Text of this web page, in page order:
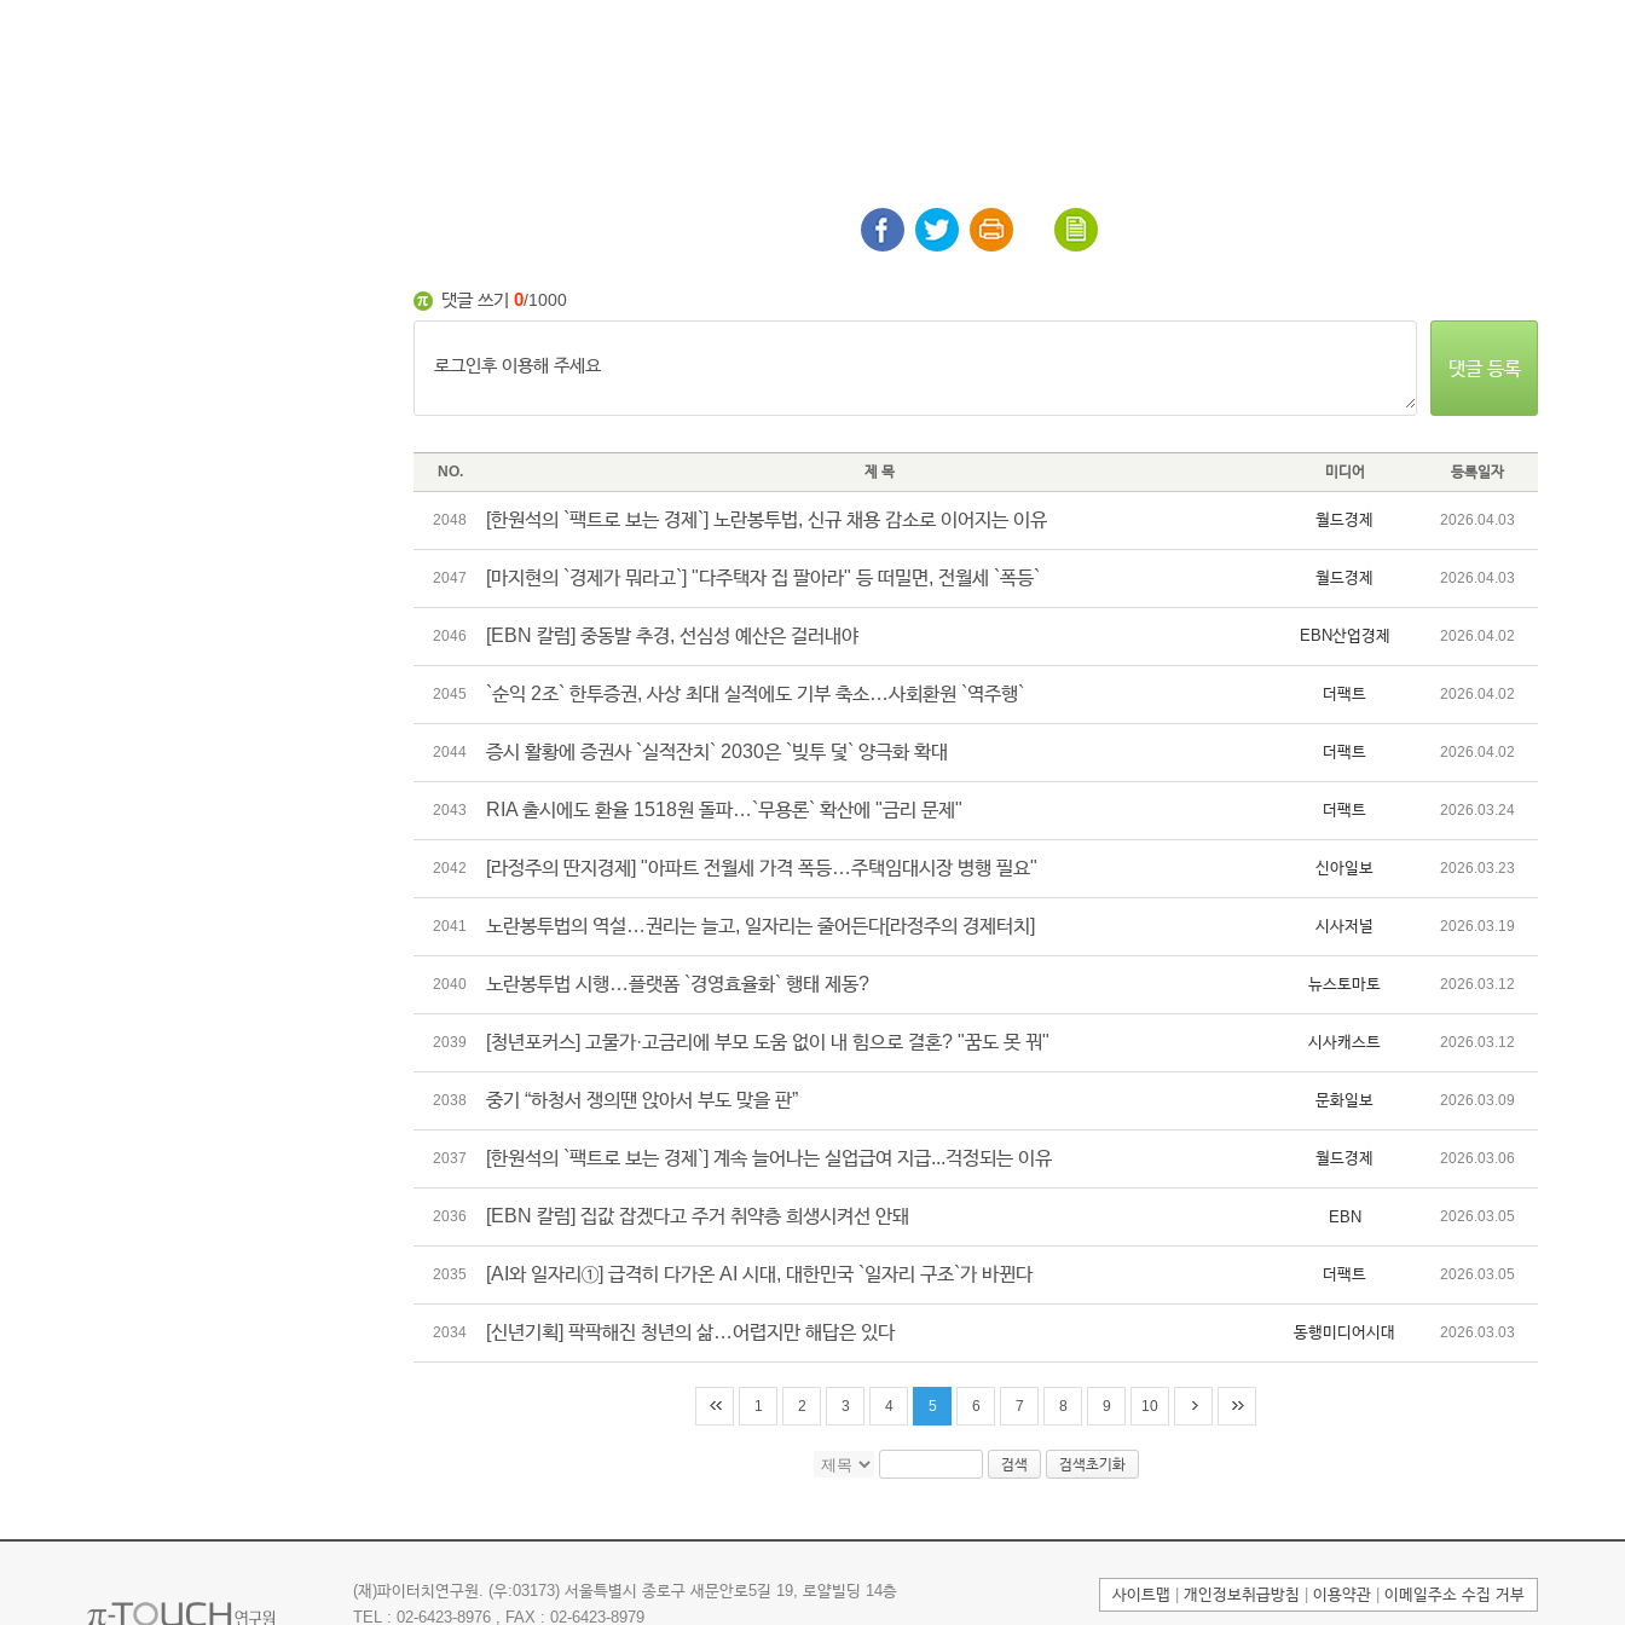
댓글 쓰기 0/1000
댓글 등록
NO. 제 목 미디어 등록일자
2048 [한원석의 `팩트로 보는 경제`] 노란봉투법, 신규 채용 감소로 이어지는 이유 월드경제 2026.04.03
2047 [마지현의 `경제가 뭐라고`] "다주택자 집 팔아라" 등 떠밀면, 전월세 `폭등` 월드경제 2026.04.03
2046 [EBN 칼럼] 중동발 추경, 선심성 예산은 걸러내야 EBN산업경제 2026.04.02
2045 `순익 2조` 한투증권, 사상 최대 실적에도 기부 축소…사회환원 `역주행` 더팩트 2026.04.02
2044 증시 활황에 증권사 `실적잔치` 2030은 `빚투 덫` 양극화 확대 더팩트 2026.04.02
2043 RIA 출시에도 환율 1518원 돌파…`무용론` 확산에 "금리 문제" 더팩트 2026.03.24
2042 [라정주의 딴지경제] "아파트 전월세 가격 폭등…주택임대시장 병행 필요" 신아일보 2026.03.23
2041 노란봉투법의 역설…권리는 늘고, 일자리는 줄어든다[라정주의 경제터치] 시사저널 2026.03.19
2040 노란봉투법 시행…플랫폼 `경영효율화` 행태 제동? 뉴스토마토 2026.03.12
2039 [청년포커스] 고물가·고금리에 부모 도움 없이 내 힘으로 결혼? "꿈도 못 꿔" 시사캐스트 2026.03.12
2038 중기 “하청서 쟁의땐 앉아서 부도 맞을 판” 문화일보 2026.03.09
2037 [한원석의 `팩트로 보는 경제`] 계속 늘어나는 실업급여 지급...걱정되는 이유 월드경제 2026.03.06
2036 [EBN 칼럼] 집값 잡겠다고 주거 취약층 희생시켜선 안돼 EBN 2026.03.05
2035 [AI와 일자리①] 급격히 다가온 AI 시대, 대한민국 `일자리 구조`가 바뀐다 더팩트 2026.03.05
2034 [신년기획] 팍팍해진 청년의 삶…어렵지만 해답은 있다 동행미디어시대 2026.03.03
1 2 3 4 5 6 7 8 9 10
검색 검색초기화
사이트맵 개인정보취급방침 이용약관 이메일주소 수집 거부
(재)파이터치연구원. (우:03173) 서울특별시 종로구 새문안로5길 19, 로얄빌딩 14층
TEL : 02-6423-8976 , FAX : 02-6423-8979